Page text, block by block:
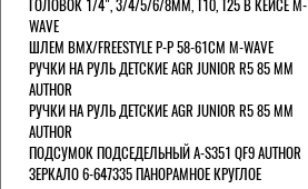
ГОЛОВОК 1/4", 3/4/5/6/8ММ, T10, T25 В КЕЙСЕ M-
WAVE
ШЛЕМ ВМХ/FREESTYLE Р-Р 58-61СМ M-WAVE
РУЧКИ НА РУЛЬ ДЕТСКИЕ AGR JUNIOR R5 85 ММ
AUTHOR
РУЧКИ НА РУЛЬ ДЕТСКИЕ AGR JUNIOR R5 85 ММ
AUTHOR
ПОДСУМОК ПОДСЕДЕЛЬНЫЙ A-S351 QF9 AUTHOR
ЗЕРКАЛО 6-647335 ПАНОРАМНОЕ КРУГЛОЕ